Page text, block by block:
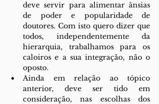
deve servir para alimentar ânsias
de poder e popularidade de
doutores. Com isto quero dizer que
todos, independentemente da
hierarquia, trabalhamos para os
caloiros e a sua integração, não o
oposto.
Ainda em relação ao tópico
anterior, deve ser tido em
consideração, nas escolhas dos